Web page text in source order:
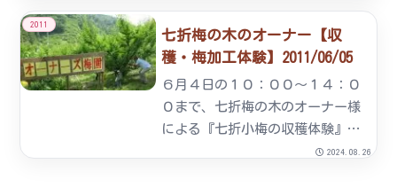
10：00～16：00・梅のタネとば
し大会 11：00～・もちまき
13：00～まつり報告もちつき大
会タネとばし大会もちま...
2011
七折梅の木のオーナー【収
穫・梅加工体験】2011/06/05
６月４日の１０：００～１４：０
０まで、七折梅の木のオーナー様
による『七折小梅の収穫体験』が
ありました。当日は、兵庫県や大
2024.08.26